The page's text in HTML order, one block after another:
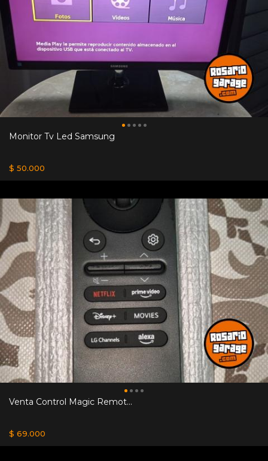
Monitor Tv Led Samsung
$ 50.000
Venta Control Magic Remot...
$ 69.000